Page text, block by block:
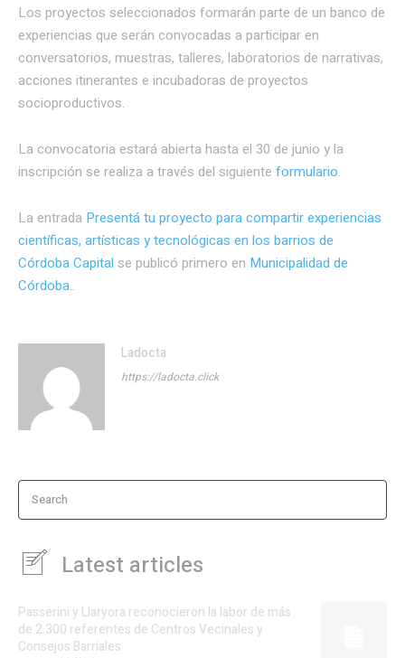
Los proyectos seleccionados formarán parte de un banco de
experiencias que serán convocadas a participar en
conversatorios, muestras, talleres, laboratorios de narrativas,
acciones itinerantes e incubadoras de proyectos
socioproductivos.
La convocatoria estará abierta hasta el 30 de junio y la
inscripción se realiza a través del siguiente formulario.
La entrada Presentá tu proyecto para compartir experiencias
científicas, artísticas y tecnológicas en los barrios de
Córdoba Capital se publicó primero en Municipalidad de
Córdoba..
Ladocta
https://ladocta.click
Search
Latest articles
Passerini y Llaryora reconocieron la labor de más
de 2.300 referentes de Centros Vecinales y
Consejos Barriales